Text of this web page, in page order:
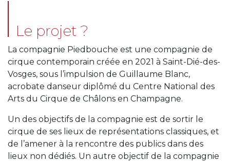
Le projet ?
La compagnie Piedbouche est une compagnie de
cirque contemporain créée en 2021 à Saint-Dié-des-
Vosges, sous l’impulsion de Guillaume Blanc,
acrobate danseur diplômé du Centre National des
Arts du Cirque de Châlons en Champagne.
Un des objectifs de la compagnie est de sortir le
cirque de ses lieux de représentations classiques, et
de l’amener à la rencontre des publics dans des
lieux non dédiés. Un autre objectif de la compagnie